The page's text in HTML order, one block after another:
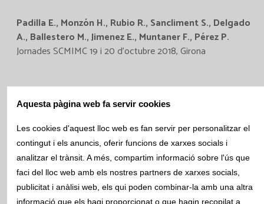
Padilla E., Monzón H., Rubio R., Sancliment S., Delgado
A., Ballestero M., Jimenez E., Muntaner F., Pérez P.
Jornades SCMIMC 19 i 20 d'octubre 2018, Girona
Enllaç póster
Implantación de un nuevo indicador
Aquesta pàgina web fa servir cookies
Les cookies d'aquest lloc web es fan servir per personalitzar el
contingut i els anuncis, oferir funcions de xarxes socials i
analitzar el trànsit. A més, compartim informació sobre l'ús que
faci del lloc web amb els nostres partners de xarxes socials,
publicitat i anàlisi web, els qui poden combinar-la amb una altra
informació que els hagi proporcionat o que hagin recopilat a